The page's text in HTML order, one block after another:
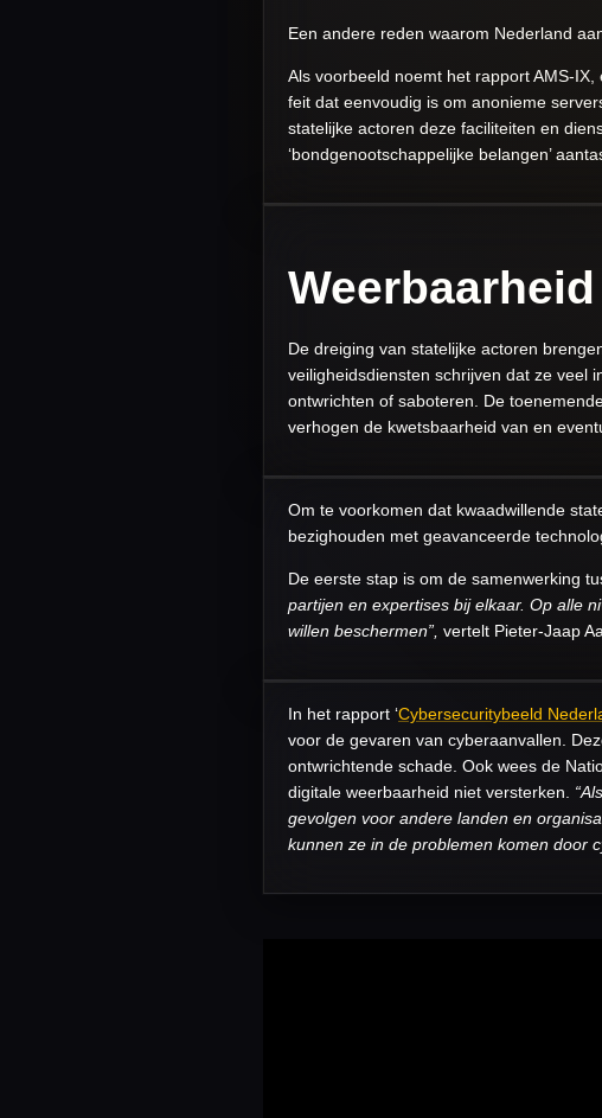
Een andere reden waarom Nederland
Als voorbeeld noemt het rapport AMS-
feit dat eenvoudig is om anonieme
statelijke actoren deze faciliteiten en
‘bondgenootschappelijke belangen’
De dreiging van statelijke actoren
veiligheidsdiensten schrijven dat ze veel
ontwrichten of saboteren. De
verhogen de kwetsbaarheid van en
Om te voorkomen dat kwaadwillende
bezighouden met geavanceerde
De eerste stap is om de samenwerking
partijen en expertises bij elkaar. Op alle
willen beschermen”, vertelt Pieter-Jaap
In het rapport ‘Cybersecuritybeeld
voor de gevaren van cyberaanvallen.
ontwrichtende schade. Ook wees de
digitale weerbaarheid niet versterken.
gevolgen voor andere landen en
kunnen ze in de problemen komen door